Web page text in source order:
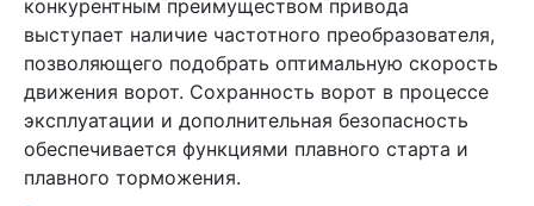
конкурентным преимуществом привода
выступает наличие частотного преобразователя,
позволяющего подобрать оптимальную скорость
движения ворот. Сохранность ворот в процессе
эксплуатации и дополнительная безопасность
обеспечивается функциями плавного старта и
плавного торможения.